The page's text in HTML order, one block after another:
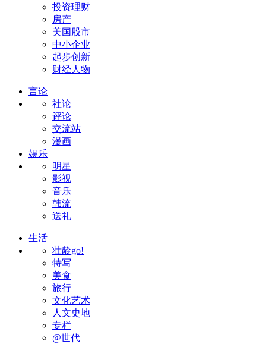
投资理财
房产
美国股市
中小企业
起步创新
财经人物
言论
社论
评论
交流站
漫画
娱乐
明星
影视
音乐
韩流
送礼
生活
壮龄go!
特写
美食
旅行
文化艺术
人文史地
专栏
@世代